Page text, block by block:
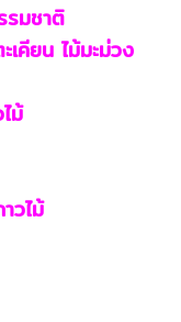
รมชาติ
เคียน ไม้มะม่วง
ม้
วไม้